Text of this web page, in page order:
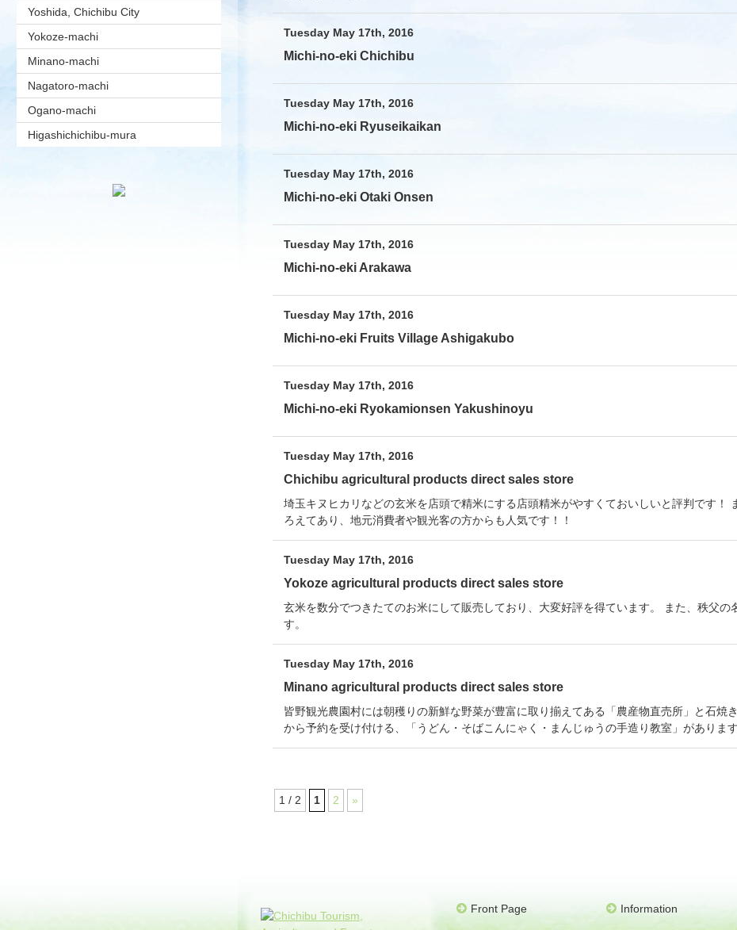
Tuesday May 17th, 2016
Michi-no-eki Chichibu
Tuesday May 17th, 2016
Michi-no-eki Ryuseikaikan
Tuesday May 17th, 2016
Michi-no-eki Otaki Onsen
Tuesday May 17th, 2016
Michi-no-eki Arakawa
Tuesday May 17th, 2016
Michi-no-eki Fruits Village Ashigakubo
Tuesday May 17th, 2016
Michi-no-eki Ryokamionsen Yakushinoyu
Tuesday May 17th, 2016
Chichibu agricultural products direct sales store
埼玉キヌヒカリなどの玄米を店頭で精米にする店頭精米がやすくておいしいと評判です！
ろえてあり、地元消費者や観光客の方からも人気です！！
Tuesday May 17th, 2016
Yokoze agricultural products direct sales store
玄米を数分でつきたてのお米にして販売しており、大変好評を得ています。 また、秩父
す。
Tuesday May 17th, 2016
Minano agricultural products direct sales store
皆野観光農園村には朝穫りの新鮮な野菜が豊富に取り揃えてある「農産物直売所」と石焼
から予約を受け付ける、「うどん・そばこんにゃく・まんじゅうの手造り教室」がありま
1 / 2 1 2 »
Front Page Information
Yoshida, Chichibu City
Yokoze-machi
Minano-machi
Nagatoro-machi
Ogano-machi
Higashichichibu-mura